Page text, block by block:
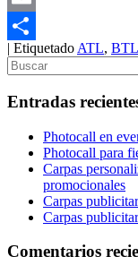
Email
Compartir
| Etiquetado ATL, BTL
Entradas
Photocall en
Photocall para
Carpas
promocionales
Carpas
Carpas
Comentarios